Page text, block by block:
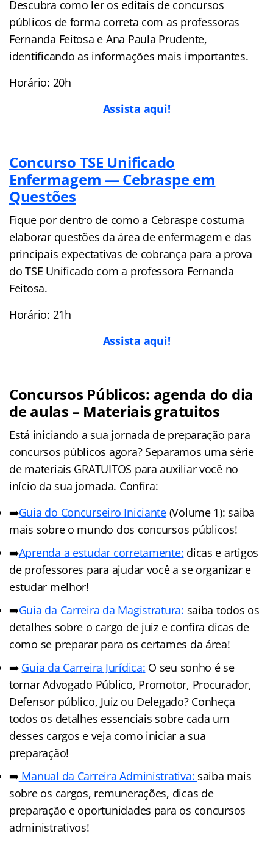
Descubra como ler os editais de concursos
públicos de forma correta com as professoras
Fernanda Feitosa e Ana Paula Prudente,
identificando as informações mais importantes.
Horário: 20h
Assista aqui!
Concurso TSE Unificado
Enfermagem — Cebraspe em
Questões
Fique por dentro de como a Cebraspe costuma
elaborar questões da área de enfermagem e das
principais expectativas de cobrança para a prova
do TSE Unificado com a professora Fernanda
Feitosa.
Horário: 21h
Assista aqui!
Concursos Públicos: agenda do dia
de aulas – Materiais gratuitos
Está iniciando a sua jornada de preparação para
concursos públicos agora? Separamos uma série
de materiais GRATUITOS para auxiliar você no
início da sua jornada. Confira:
➡️Guia do Concurseiro Iniciante(Volume 1): saiba
mais sobre o mundo dos concursos públicos!
➡️Aprenda a estudar corretamente: dicas e artigos
de professores para ajudar você a se organizar e
estudar melhor!
➡️Guia da Carreira da Magistratura: saiba todos os
detalhes sobre o cargo de juiz e confira dicas de
como se preparar para os certames da área!
➡️ Guia da Carreira Jurídica: O seu sonho é se
tornar Advogado Público, Promotor, Procurador,
Defensor público, Juiz ou Delegado? Conheça
todos os detalhes essenciais sobre cada um
desses cargos e veja como iniciar a sua
preparação!
➡️Manual da Carreira Administrativa: saiba mais
sobre os cargos, remunerações, dicas de
preparação e oportunidades para os concursos
administrativos!